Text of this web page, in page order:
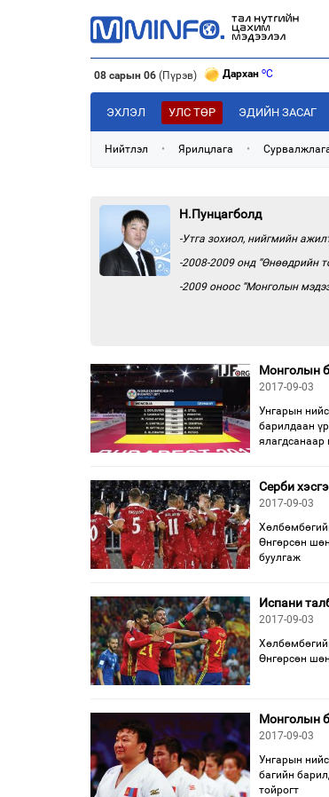
08 сарын 06 (Пүрэв)
Дархан C
Эрдэнэт oC
Улаанбаатар C
Дархан
C
ЭХЛЭЛ УЛС ТӨР ЭДИЙН ЗАСАГ
Нийтлэл • Ярилцлага •
Н.Пунцагболд
-Утга зохиол, нийгмийн
-2008-2009 онд “Өнөөдрийн
-2009 оноос “Монголын
Монголын
2017-09-03
Унгарын
барилдаан
ялагдсанаар
Серби
2017-09-03
Өнгөрсөн
буулгаж
Испани
2017-09-03
Өнгөрсөн
Монголын
2017-09-03
Унгарын
багийн
тойрогт